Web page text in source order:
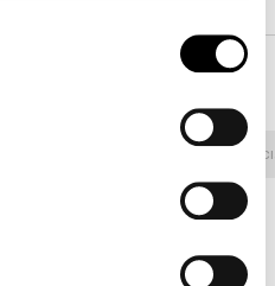
Tessuto -
8D67 - Pastello